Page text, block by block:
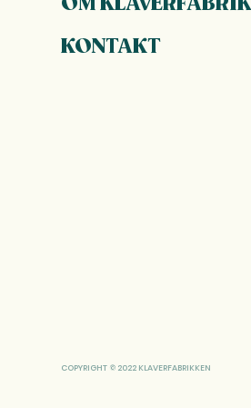
KONTAKT
COPYRIGHT © 2022 KLAVERFABRIKKEN